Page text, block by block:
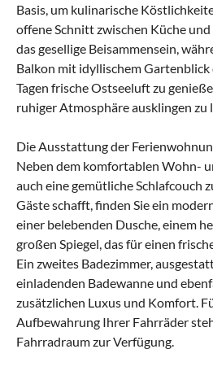
Basis, um kulinarische
offene Schnitt zwischen Küche
das gesellige Beisammensein,
Balkon mit idyllischem Gartenblick
Tagen frische Ostseeluft zu
ruhiger Atmosphäre ausklingen zu
Die Ausstattung der
Neben dem komfortablen Wohn-
auch eine gemütliche Schlafcouch
Gäste schafft, finden Sie ein
einer belebenden Dusche, einem
großen Spiegel, das für einen
Ein zweites Badezimmer,
einladenden Badewanne und
zusätzlichen Luxus und Komfort.
Aufbewahrung Ihrer Fahrräder
Fahrradraum zur Verfügung.